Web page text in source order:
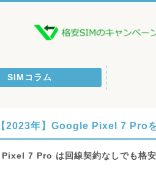
SIMコラム
【2023年】Google Pixel 7 Pro
Pixel 7 Pro は回線契約なしでも格